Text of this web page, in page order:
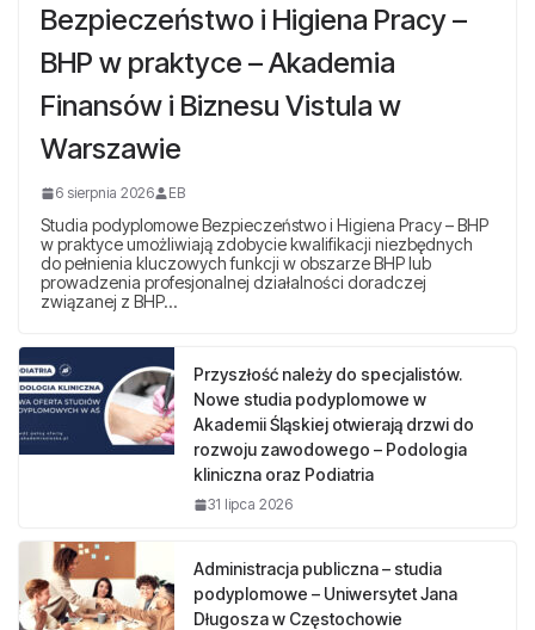
Bezpieczeństwo i Higiena Pracy –
BHP w praktyce – Akademia
Finansów i Biznesu Vistula w
Warszawie
6 sierpnia 2026 EB
Studia podyplomowe Bezpieczeństwo i Higiena Pracy – BHP
w praktyce umożliwiają zdobycie kwalifikacji niezbędnych
do pełnienia kluczowych funkcji w obszarze BHP lub
prowadzenia profesjonalnej działalności doradczej
związanej z BHP…
Przyszłość należy do specjalistów.
Nowe studia podyplomowe w
Akademii Śląskiej otwierają drzwi do
rozwoju zawodowego – Podologia
kliniczna oraz Podiatria
31 lipca 2026
Administracja publiczna – studia
podyplomowe – Uniwersytet Jana
Długosza w Częstochowie